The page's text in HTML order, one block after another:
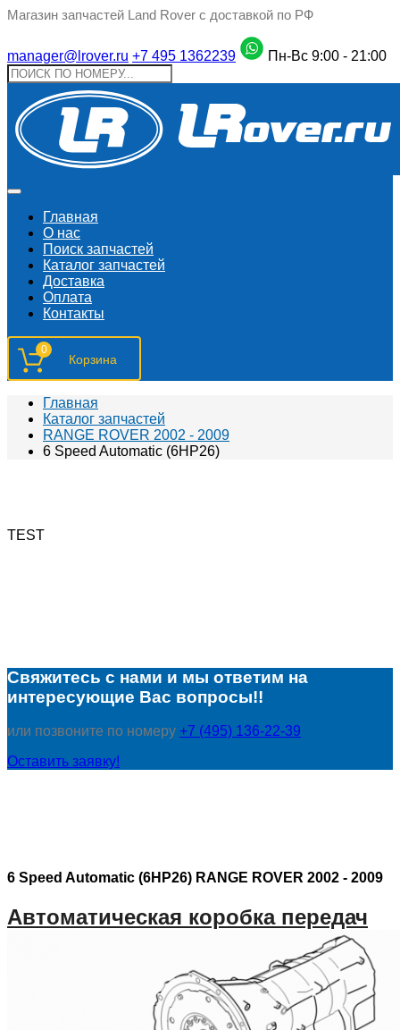
Магазин запчастей Land Rover с доставкой по РФ
manager@lrover.ru +7 495 1362239 Пн-Вс 9:00 - 21:00
Главная
О нас
Поиск запчастeй
Каталог запчастей
Доставка
Оплата
Контакты
0
Главная
Каталог запчастей
RANGE ROVER 2002 - 2009
6 Speed Automatic (6HP26)
TEST
Свяжитесь с нами и мы ответим на
интересующие Вас вопросы!!
или позвоните по номеру +7 (495) 136-22-39
Оставить заявку!
6 Speed Automatic (6HP26) RANGE ROVER 2002 - 2009
Автоматическая коробка передач